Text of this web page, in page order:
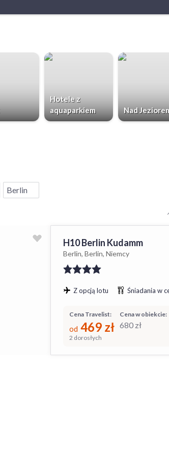
Hotele z
aquaparkiem
Nad
Berlin
H10 Berlin Kudamm
Berlin, Berlin, Niemcy
Z opcją lotu Śniadania w
Cena w obiekcie:
680 zł
Cena Travelist:
od 469 zł
2 dorosłych